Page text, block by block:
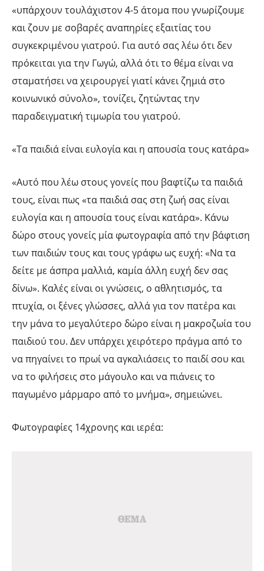
«υπάρχουν τουλάχιστον 4-5 άτομα που γνωρίζουμε
και ζουν με σοβαρές αναπηρίες εξαιτίας του
συγκεκριμένου γιατρού. Για αυτό σας λέω ότι δεν
πρόκειται για την Γωγώ, αλλά ότι το θέμα είναι να
σταματήσει να χειρουργεί γιατί κάνει ζημιά στο
κοινωνικό σύνολο», τονίζει, ζητώντας την
παραδειγματική τιμωρία του γιατρού.
«Τα παιδιά είναι ευλογία και η απουσία τους κατάρα»
«Αυτό που λέω στους γονείς που βαφτίζω τα παιδιά
τους, είναι πως «τα παιδιά σας στη ζωή σας είναι
ευλογία και η απουσία τους είναι κατάρα». Κάνω
δώρο στους γονείς μία φωτογραφία από την βάφτιση
των παιδιών τους και τους γράφω ως ευχή: «Να τα
δείτε με άσπρα μαλλιά, καμία άλλη ευχή δεν σας
δίνω». Καλές είναι οι γνώσεις, ο αθλητισμός, τα
πτυχία, οι ξένες γλώσσες, αλλά για τον πατέρα και
την μάνα το μεγαλύτερο δώρο είναι η μακροζωία του
παιδιού του. Δεν υπάρχει χειρότερο πράγμα από το
να πηγαίνει το πρωί να αγκαλιάσεις το παιδί σου και
να το φιλήσεις στο μάγουλο και να πιάνεις το
παγωμένο μάρμαρο από το μνήμα», σημειώνει.
Φωτογραφίες 14χρονης και ιερέα: